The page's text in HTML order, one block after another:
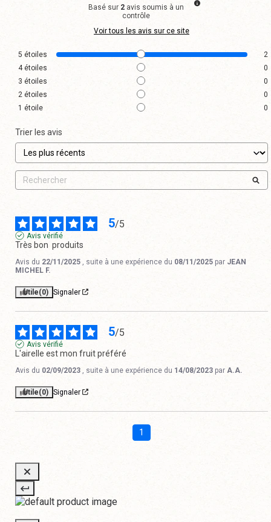
Basé sur 2 avis soumis à un
contrôle
Voir tous les avis sur ce site
5 étoiles
2
4étoiles
0
3 étoiles
0
2 étoiles
0
1 étoile 0
Trier les avis
5/5
Avis vérifié
Très bon  produits
Avis du 22/11/2025 , suite à une expérience du 08/11/2025 par JEAN
MICHEL F.
Utile(0) Signaler
5/5
Avis vérifié
L'airelle est mon fruit préféré
Avis du 02/09/2023 , suite à une expérience du 14/08/2023 par A.A.
Utile(0) Signaler
1